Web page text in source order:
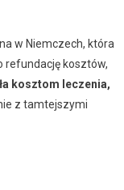
w Niemczech, która
refundację kosztów,
kosztom leczenia,
z tamtejszymi